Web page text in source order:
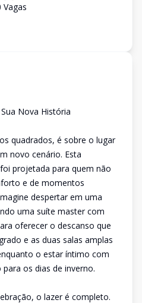
Vagas
Nova História
quadrados, é sobre o lugar
novo cenário. Esta
projetada para quem não
e de momentos
despertar em uma
uma suíte master com
oferecer o descanso que
e as duas salas amplas
o estar íntimo com
os dias de inverno.
o lazer é completo.